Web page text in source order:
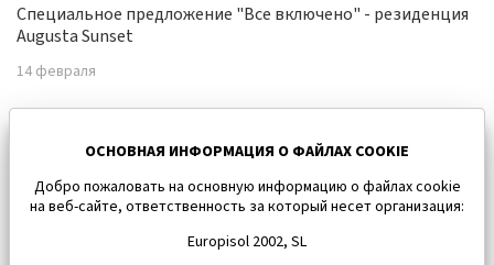
Специальное предложение "Все включено" - резиденция
Augusta Sunset
14 февраля
ОСНОВНАЯ ИНФОРМАЦИЯ О ФАЙЛАХ COOKIE
Добро пожаловать на основную информацию о файлах cookie
на веб-сайте, ответственность за который несет организация:
Europisol 2002, SL